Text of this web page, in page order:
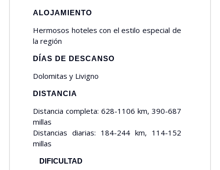
ALOJAMIENTO
Hermosos hoteles con el estilo especial de
la región
DÍAS DE DESCANSO
Dolomitas y Livigno
DISTANCIA
Distancia completa: 628-1106 km, 390-687
millas
Distancias diarias: 184-244 km, 114-152
millas
DIFICULTAD